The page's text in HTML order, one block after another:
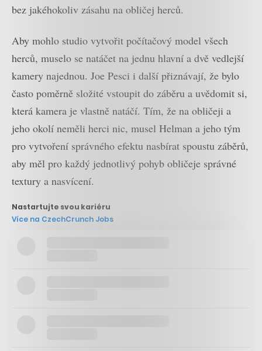
bez jakéhokoliv zásahu na obličej herců.
Aby mohlo studio vytvořit počítačový model všech
herců, muselo se natáčet na jednu hlavní a dvě vedlejší
kamery najednou. Joe Pesci i další přiznávají, že bylo
často poměrně složité vstoupit do záběru a uvědomit si,
která kamera je vlastně natáčí. Tím, že na obličeji a
jeho okolí neměli herci nic, musel Helman a jeho tým
pro vytvoření správného efektu nasbírat spoustu záběrů,
aby měl pro každý jednotlivý pohyb obličeje správné
textury a nasvícení.
Nastartujte svou kariéru
Více na CzechCrunch Jobs